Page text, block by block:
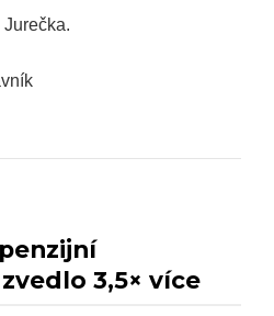
Jurečka.
3,5× více